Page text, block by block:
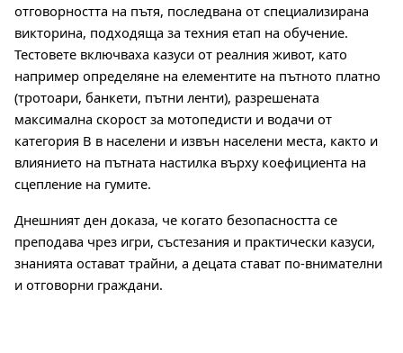
отговорността на пътя, последвана от специализирана
викторина, подходяща за техния етап на обучение.
Тестовете включваха казуси от реалния живот, като
например определяне на елементите на пътното платно
(тротоари, банкети, пътни ленти), разрешената
максимална скорост за мотопедисти и водачи от
категория В в населени и извън населени места, както и
влиянието на пътната настилка върху коефициента на
сцепление на гумите.
Днешният ден доказа, че когато безопасността се
преподава чрез игри, състезания и практически казуси,
знанията остават трайни, а децата стават по-внимателни
и отговорни граждани.